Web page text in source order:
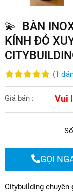
💫 BÀN
KÍNH ĐỎ
(1
Giá bán : Vui
GỌI
Citybuilding chuyên